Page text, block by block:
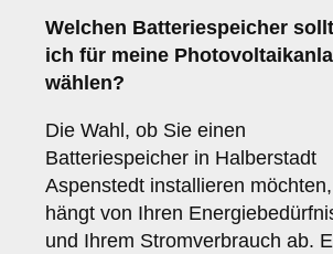
Welchen Batteriespeicher
ich für meine
wählen?
Die Wahl, ob Sie einen
Batteriespeicher in Halberstadt
Aspenstedt installieren möchten,
hängt von Ihren
und Ihrem Stromverbrauch ab.